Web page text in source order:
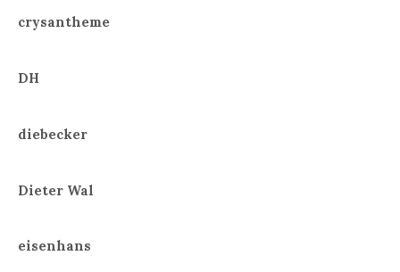
crysantheme
DH
diebecker
Dieter Wal
eisenhans